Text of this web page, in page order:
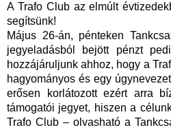
A Trafo Club az elmúlt
segítsünk!
Május 26-án, pénteken
jegyeladásból bejött pénzt
hozzájáruljunk ahhoz, hogy a
hagyományos és egy
erősen korlátozott ezért arra
támogatói jegyet, hiszen a
Trafo Club – olvasható a